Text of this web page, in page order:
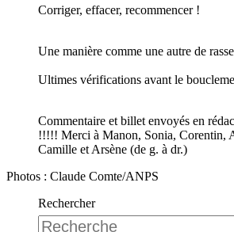
Corriger, effacer, recommencer !
Une manière comme une autre de
Ultimes vérifications avant le
Commentaire et billet envoyés en
!!!!! Merci à Manon, Sonia, Corentin,
Camille et Arsène (de g. à dr.)
Photos : Claude Comte/ANPS
Rechercher